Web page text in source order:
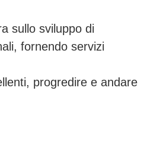
sullo sviluppo di
fornendo servizi
progredire e andare